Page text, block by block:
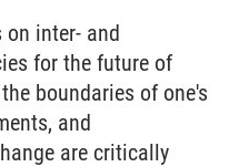
on inter- and
for the future of
boundaries of one's
and
are critically